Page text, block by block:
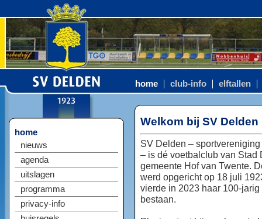
home club-info elftallen
home
nieuws
agenda
uitslagen
programma
privacy-info
Welkom bij SV Delden
SV Delden –
– is dé voetbalclub van Stad
gemeente Hof van Twente.
werd opgericht op 18 juli
vierde in 2023 haar 100-jarig
bestaan.